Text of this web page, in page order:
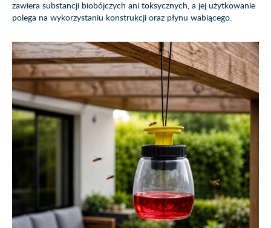
zawiera substancji biobójczych ani toksycznych, a jej użytkowanie
polega na wykorzystaniu konstrukcji oraz płynu wabiącego.